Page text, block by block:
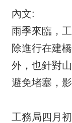
內文:
雨季來臨，
除進行在建
外，也針對
避免堵塞，
工務局四月